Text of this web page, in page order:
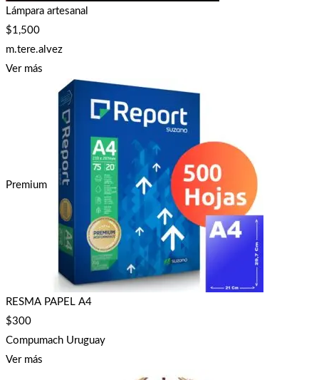
Lámpara artesanal
$1,500
m.tere.alvez
Ver más
Premium
RESMA PAPEL A4
$300
Compumach Uruguay
Ver más